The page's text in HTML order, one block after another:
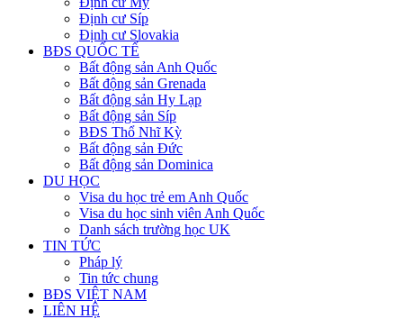
Định cư Síp
Định cư Slovakia
BĐS QUỐC TẾ
Bất động sản Anh Quốc
Bất động sản Grenada
Bất động sản Hy Lạp
Bất động sản Síp
BĐS Thổ Nhĩ Kỳ
Bất động sản Đức
Bất động sản Dominica
DU HỌC
Visa du học trẻ em Anh Quốc
Visa du học sinh viên Anh Quốc
Danh sách trường học UK
TIN TỨC
Pháp lý
Tin tức chung
BĐS VIỆT NAM
LIÊN HỆ